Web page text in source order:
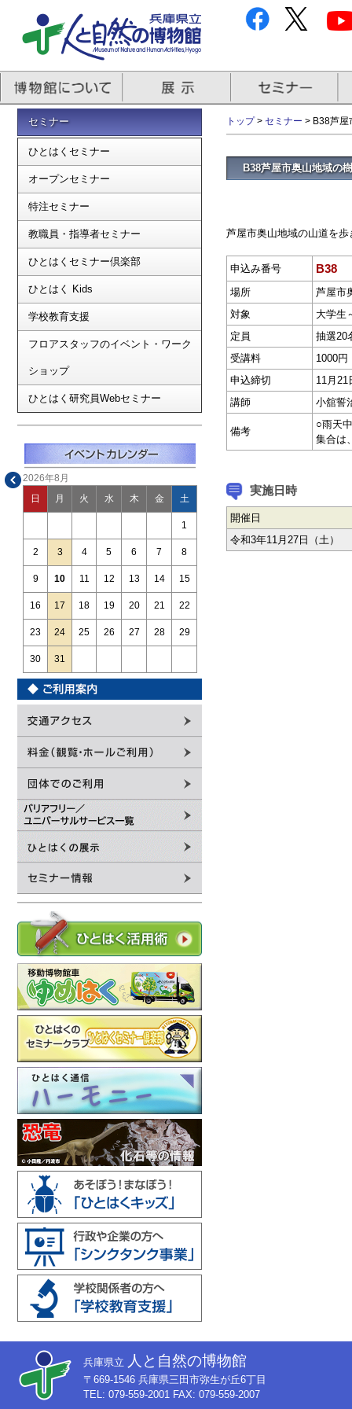
セミナー
ひとはくセミナー
オープンセミナー
特注セミナー
教職員・指導者セミナー
ひとはくセミナー倶楽部
ひとはく Kids
学校教育支援
フロアスタッフのイベント・ワーク
ショップ
ひとはく研究員Webセミナー
2026年8月
日 月 火 水 木 金 土
1
2 3 4 5 6 7 8
9 10 11 12 13 14 15
16 17 18 19 20 21 22
23 24 25 26 27 28 29
30 31
トップ> セミナー > B38芦屋
B38芦屋市奥山地域の
芦屋市奥山地域の山道を
申込み番号 B38
場所
芦屋市
対象
大学生
定員
抽選20
受講料
1000円
申込締切
11月
講師
小舘誓
備考
○雨天
集合は
実施日時
開催日
令和3年11月27日（土）
兵庫県立 人と自然の博物館
〒669-1546 兵庫県三田市弥生が丘6丁目
TEL: 079-559-2001 FAX: 079-559-2007